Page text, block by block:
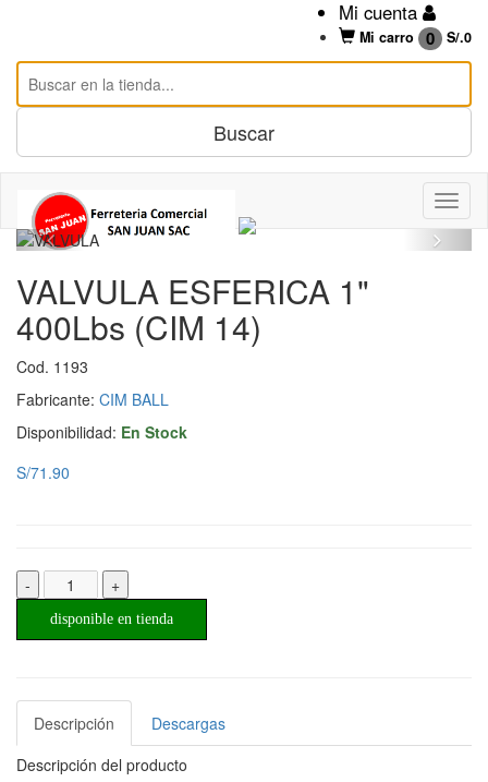
Mi cuenta
Mi carro 0 S/.0
VALVULA ESFERICA 1"
400Lbs (CIM 14)
Cod. 1193
Fabricante: CIM BALL
Disponibilidad: En Stock
S/71.90
- +
disponible en tienda
Descripción
Descargas
Descripción del producto